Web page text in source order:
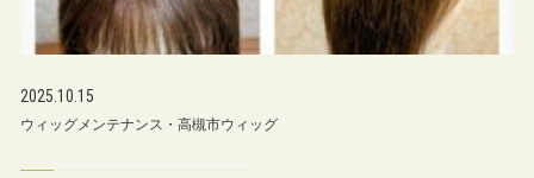
2025.10.15
ウィッグメンテナンス・高槻市ウィッグ